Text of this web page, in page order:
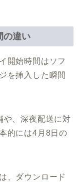
の違い
開始時間はソフ
を挿入した瞬間
や、深夜配送に対
的には4月8日の
、ダウンロード